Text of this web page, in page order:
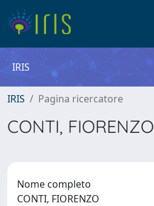
IRIS
IRIS Pagina ricercatore
CONTI, FIORENZO
Nome completo
CONTI, FIORENZO